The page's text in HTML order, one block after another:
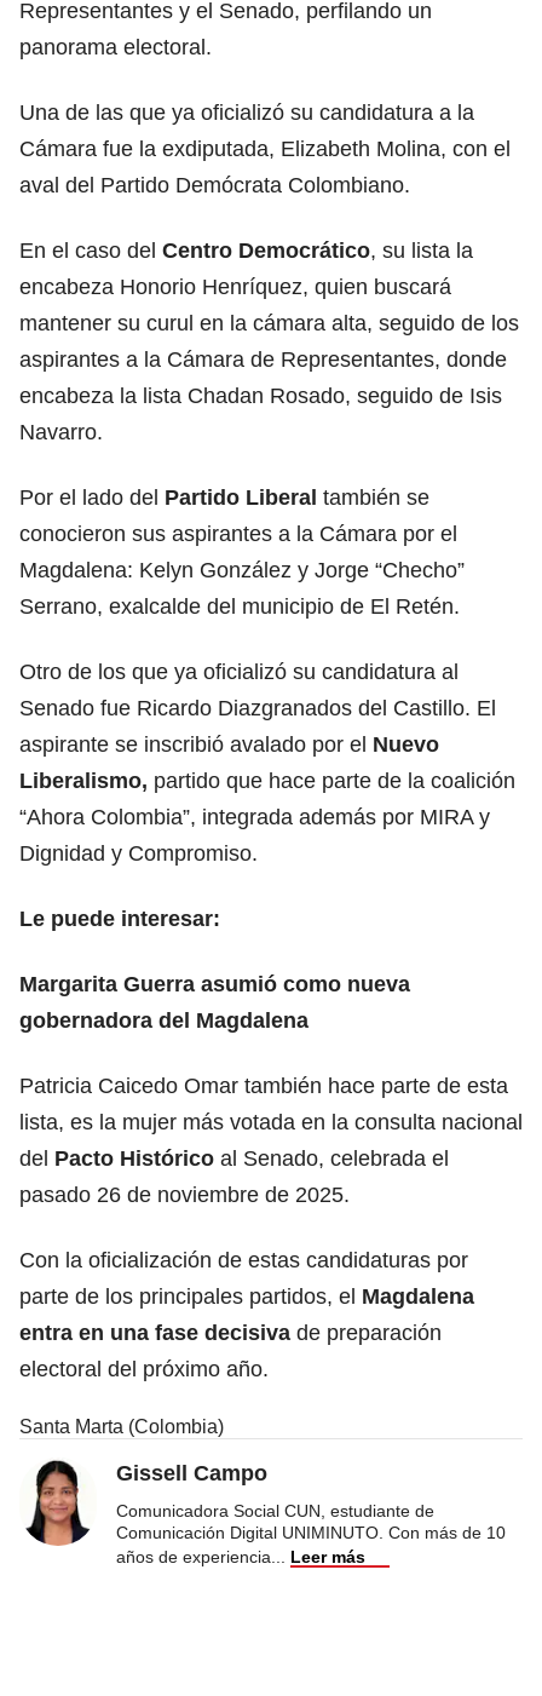
Representantes y el Senado, perfilando un
panorama electoral.
Una de las que ya oficializó su candidatura a la
Cámara fue la exdiputada, Elizabeth Molina, con el
aval del Partido Demócrata Colombiano.
En el caso del Centro Democrático, su lista la
encabeza Honorio Henríquez, quien buscará
mantener su curul en la cámara alta, seguido de los
aspirantes a la Cámara de Representantes, donde
encabeza la lista Chadan Rosado, seguido de Isis
Navarro.
Por el lado del Partido Liberal también se
conocieron sus aspirantes a la Cámara por el
Magdalena: Kelyn González y Jorge “Checho”
Serrano, exalcalde del municipio de El Retén.
Otro de los que ya oficializó su candidatura al
Senado fue Ricardo Diazgranados del Castillo. El
aspirante se inscribió avalado por el Nuevo
Liberalismo, partido que hace parte de la coalición
“Ahora Colombia”, integrada además por MIRA y
Dignidad y Compromiso.
Le puede interesar:
Margarita Guerra asumió como nueva
gobernadora del Magdalena
Patricia Caicedo Omar también hace parte de esta
lista, es la mujer más votada en la consulta nacional
del Pacto Histórico al Senado, celebrada el
pasado 26 de noviembre de 2025.
Con la oficialización de estas candidaturas por
parte de los principales partidos, el Magdalena
entra en una fase decisiva de preparación
electoral del próximo año.
Santa Marta (Colombia)
Gissell Campo
Comunicadora Social CUN, estudiante de
Comunicación Digital UNIMINUTO. Con más de 10
años de experiencia
Leer más